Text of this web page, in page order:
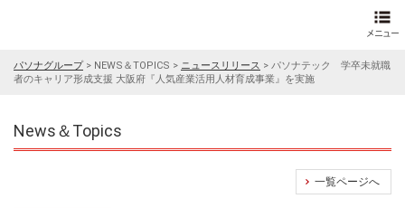
パソナグループ> NEWS＆TOPICS > ニュースリリース > パソナテック 学卒未就職
者のキャリア形成支援 大阪府『人気産業活用人材育成事業』を実施
News＆Topics
一覧ページへ